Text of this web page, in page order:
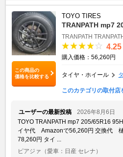
この商品の
価格を比較する
TOYO TIRES
TRANPATH mp7
TRANPATH
4.25
購入価格：56,260円
タイヤ・ホイール
このカテゴリの取付店
ユーザーの最新投稿
2026年8月6日
TOYO TRANPATH mp7 205/65R16
イヤ代 Amazonで56,260円 交換代
78,260円 タイ ...
ピアジァ （愛車：日産 セレナ）